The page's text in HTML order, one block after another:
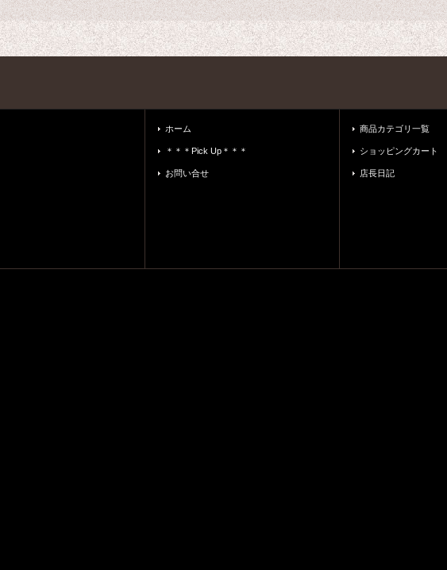
ホーム
＊＊＊Pick Up＊＊＊
お問い合せ
商品カテゴリ一覧
ショッピングカート
店長日記